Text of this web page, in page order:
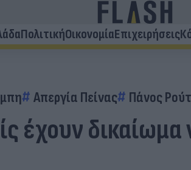
ΠολιτικήΟικονομίαΕπιχειρήσεις
Απεργία Πείνας Πάνος
έχουν